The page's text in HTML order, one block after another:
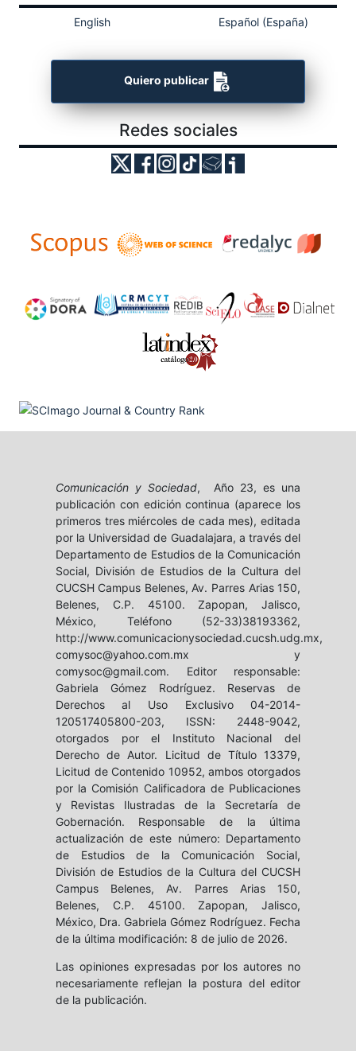
English Español (España)
Quiero publicar
Redes sociales
Comunicación y Sociedad, Año 23, es una
publicación con edición continua (aparece los
primeros tres miércoles de cada mes), editada
por la Universidad de Guadalajara, a través del
Departamento de Estudios de la Comunicación
Social, División de Estudios de la Cultura del
CUCSH Campus Belenes, Av. Parres Arias 150,
Belenes, C.P. 45100. Zapopan, Jalisco,
México, Teléfono (52-33)38193362,
http://www.comunicacionysociedad.cucsh.udg.mx,
comysoc@yahoo.com.mx y
comysoc@gmail.com. Editor responsable:
Gabriela Gómez Rodríguez. Reservas de
Derechos al Uso Exclusivo 04-2014-
120517405800-203, ISSN: 2448-9042,
otorgados por el Instituto Nacional del
Derecho de Autor. Licitud de Título 13379,
Licitud de Contenido 10952, ambos otorgados
por la Comisión Calificadora de Publicaciones
y Revistas Ilustradas de la Secretaría de
Gobernación. Responsable de la última
actualización de este número: Departamento
de Estudios de la Comunicación Social,
División de Estudios de la Cultura del CUCSH
Campus Belenes, Av. Parres Arias 150,
Belenes, C.P. 45100. Zapopan, Jalisco,
México, Dra. Gabriela Gómez Rodríguez. Fecha
de la última modificación: 8 de julio de 2026.
Las opiniones expresadas por los autores no
necesariamente reflejan la postura del editor
de la publicación.